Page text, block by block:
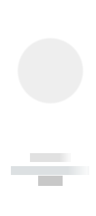
------------
----------- -----------